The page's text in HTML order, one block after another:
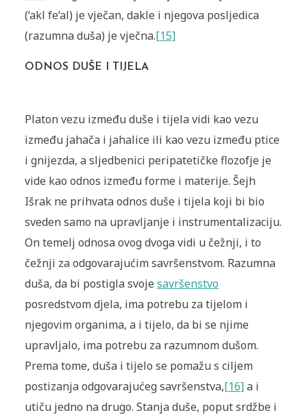
(‘akl fe‘al) je vječan, dakle i njegova posljedica
(razumna duša) je vječna.[15]
ODNOS DUŠE I TIJELA
Platon vezu između duše i tijela vidi kao vezu
između jahača i jahalice ili kao vezu između ptice
i gnijezda, a sljedbenici peripatetičke flozofje je
vide kao odnos između forme i materije. Šejh
Išrak ne prihvata odnos duše i tijela koji bi bio
sveden samo na upravljanje i instrumentalizaciju.
On temelj odnosa ovog dvoga vidi u čežnji, i to
čežnji za odgovarajućim savršenstvom. Razumna
duša, da bi postigla svoje savršenstvo
posredstvom djela, ima potrebu za tijelom i
njegovim organima, a i tijelo, da bi se njime
upravljalo, ima potrebu za razumnom dušom.
Prema tome, duša i tijelo se pomažu s ciljem
postizanja odgovarajućeg savršenstva,[16]a i
utiču jedno na drugo. Stanja duše, poput srdžbe i